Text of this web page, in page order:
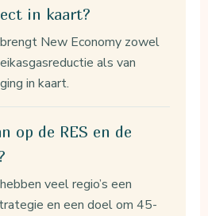
in kaart?
New Economy zowel
als van
in kaart.
op de RES en de
veel regio’s een
en een doel om 45-